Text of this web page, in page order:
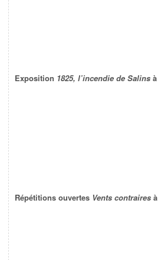
Exposition 1825, l’incendie de Salins
Répétitions ouvertes Vents contraires